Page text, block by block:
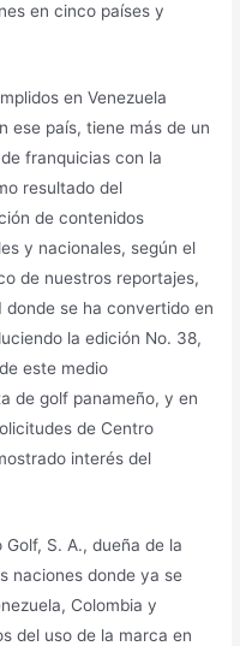
en cinco países y
en Venezuela
ese país, tiene más de un
franquicias con la
resultado del
de contenidos
y nacionales, según el
de nuestros reportajes,
donde se ha convertido en
la edición No. 38,
este medio
de golf panameño, y en
de Centro
interés del
S. A., dueña de la
naciones donde ya se
Colombia y
del uso de la marca en